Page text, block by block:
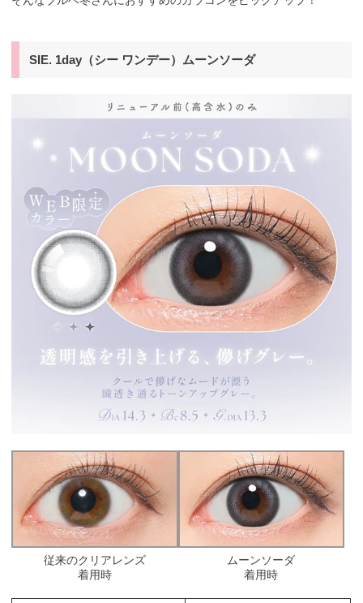
SIE. 1day（シー ワンデー）ムーンソーダ
従来のクリアレンズ
着用時
ムーンソーダ
着用時